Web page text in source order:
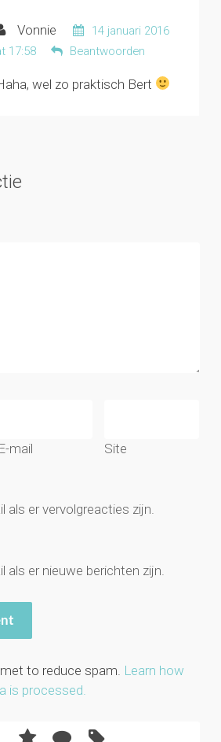
Vonnie
14 januari 2016
17:58
Beantwoorden
wel zo praktisch Bert
E-mail Site
als er vervolgreacties zijn.
als er nieuwe berichten zijn.
to reduce spam. Learn how
is processed.